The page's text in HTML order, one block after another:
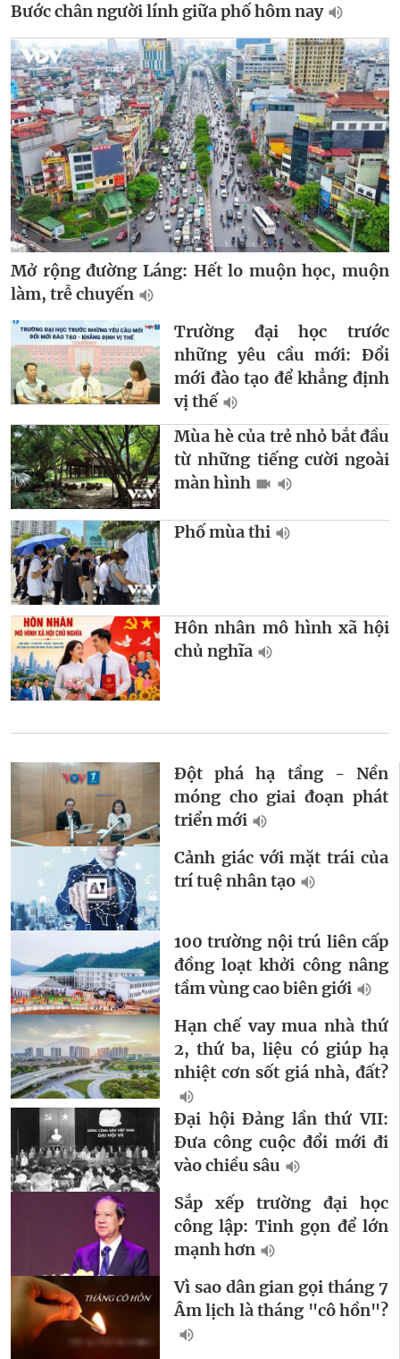
Bước chân người lính giữa phố hôm nay
Mở rộng đường Láng: Hết lo muộn học, muộn
làm, trễ chuyến
Trường đại học trước
những yêu cầu mới: Đổi
mới đào tạo để khẳng định
vị thế
Mùa hè của trẻ nhỏ bắt đầu
từ những tiếng cười ngoài
màn hình
Phố mùa thi
Hôn nhân mô hình xã hội
chủ nghĩa
Đột phá hạ tầng - Nền
móng cho giai đoạn phát
triển mới
Cảnh giác với mặt trái của
trí tuệ nhân tạo
100 trường nội trú liên cấp
đồng loạt khởi công nâng
tầm vùng cao biên giới
Hạn chế vay mua nhà thứ
2, thứ ba, liệu có giúp hạ
nhiệt cơn sốt giá nhà, đất?
Đại hội Đảng lần thứ VII:
Đưa công cuộc đổi mới đi
vào chiều sâu
Sắp xếp trường đại học
công lập: Tinh gọn để lớn
mạnh hơn
Vì sao dân gian gọi tháng 7
Âm lịch là tháng "cô hồn"?